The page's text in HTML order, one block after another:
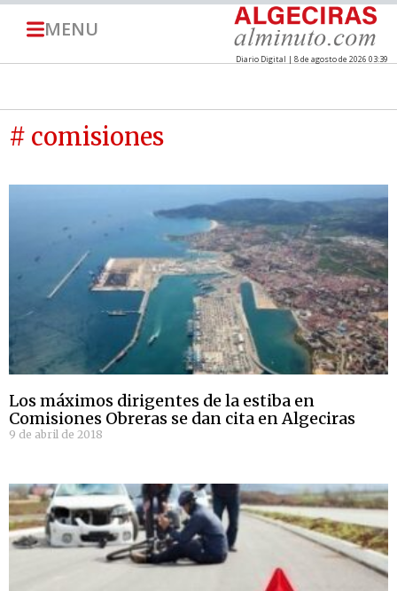
MENU
Diario Digital | 8 de agosto de 2026 03:39
# comisiones
Los máximos dirigentes de la estiba en
Comisiones Obreras se dan cita en Algeciras
9 de abril de 2018